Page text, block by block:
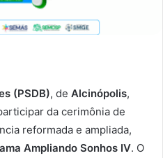
(PSDB), de Alcinópolis,
da cerimônia de
reformada e ampliada,
Ampliando Sonhos IV. O